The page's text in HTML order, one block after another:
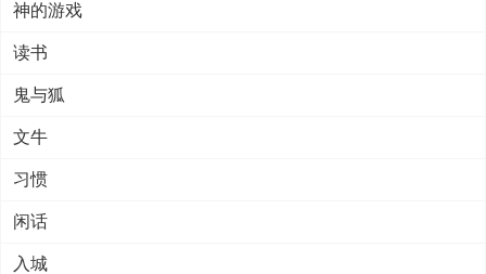
神的游戏
读书
鬼与狐
文牛
习惯
闲话
入城